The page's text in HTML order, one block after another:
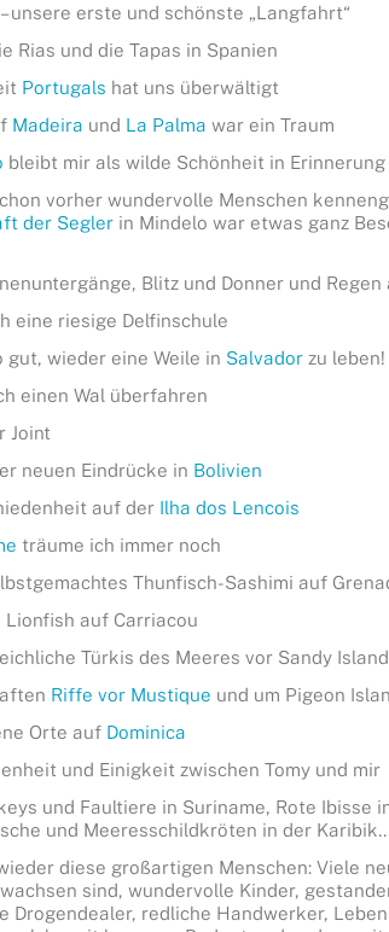
– unsere erste und schönste „Langfahrt“
Rias und die Tapas in Spanien
Portugals hat uns überwältigt
Madeira und La Palma war ein Traum
bleibt mir als wilde Schönheit in Erinnerung
vorher wundervolle Menschen
der Segler in Mindelo war etwas ganz
Blitz und Donner und Regen
eine riesige Delfinschule
gut, wieder eine Weile in Salvador zu leben!
einen Wal überfahren
Joint
neuen Eindrücke in Bolivien
auf der Ilha dos Lencois
träume ich immer noch
Thunfisch-Sashimi auf
Lionfish auf Carriacou
Türkis des Meeres vor Sandy
Riffe vor Mustique und um Pigeon
Orte auf Dominica
und Einigkeit zwischen Tomy und mir
und Faultiere in Suriname, Rote Ibisse
und Meeresschildkröten in der
diese großartigen Menschen: Viele
sind, wundervolle Kinder,
Drogendealer, redliche Handwerker,